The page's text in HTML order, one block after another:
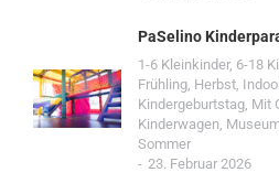
PaSelino
1-6 Kleinkinder, 6-18
Frühling, Herbst,
Kindergeburtstag, Mit
Kinderwagen,
Sommer
23. Februar 2026